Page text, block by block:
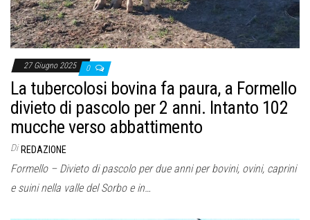
27 Giugno 2025 0
La tubercolosi bovina fa paura, a Formello
divieto di pascolo per 2 anni. Intanto 102
mucche verso abbattimento
Di REDAZIONE
Formello – Divieto di pascolo per due anni per bovini, ovini, caprini
e suini nella valle del Sorbo e in…